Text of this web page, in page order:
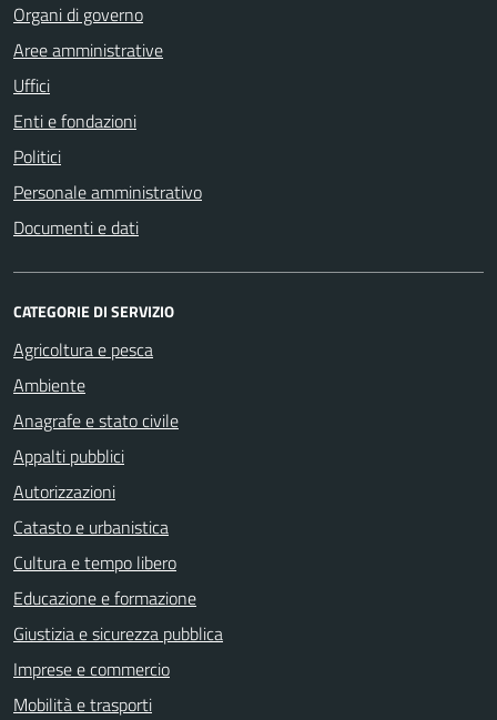
Organi di governo
Aree amministrative
Uffici
Enti e fondazioni
Politici
Personale amministrativo
Documenti e dati
CATEGORIE DI SERVIZIO
Agricoltura e pesca
Ambiente
Anagrafe e stato civile
Appalti pubblici
Autorizzazioni
Catasto e urbanistica
Cultura e tempo libero
Educazione e formazione
Giustizia e sicurezza pubblica
Imprese e commercio
Mobilità e trasporti